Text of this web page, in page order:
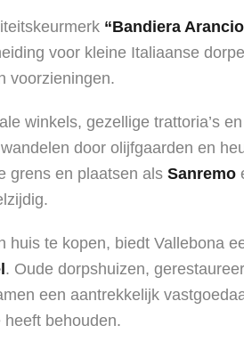
“Bandiera
voor kleine Italiaanse
voorzieningen.
winkels, gezellige trattoria’s
door olijfgaarden en
grens en plaatsen als Sanremo
huis te kopen, biedt Vallebona
. Oude dorpshuizen,
een aantrekkelijk
behouden.